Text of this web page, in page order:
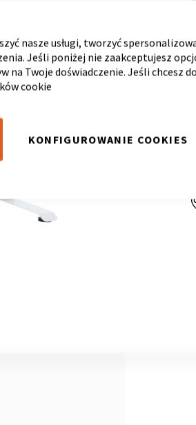
nasze usługi, tworzyć
Jeśli poniżej nie zaakceptujesz
na Twoje doświadczenie. Jeśli chcesz
cookie
KONFIGUROWANIE COOKIES